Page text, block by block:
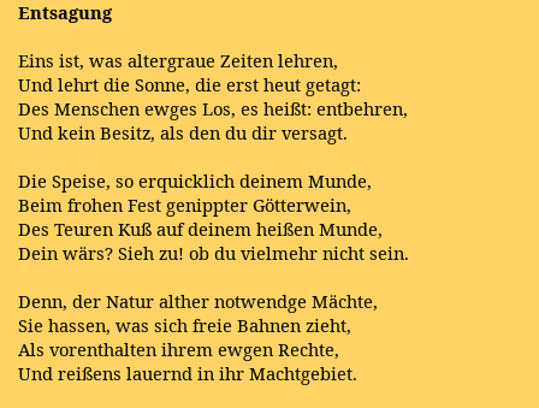
Entsagung
Eins ist, was altergraue Zeiten lehren,
Und lehrt die Sonne, die erst heut getagt:
Des Menschen ewges Los, es heißt: entbehren,
Und kein Besitz, als den du dir versagt.
Die Speise, so erquicklich deinem Munde,
Beim frohen Fest genippter Götterwein,
Des Teuren Kuß auf deinem heißen Munde,
Dein wärs? Sieh zu! ob du vielmehr nicht sein.
Denn, der Natur alther notwendge Mächte,
Sie hassen, was sich freie Bahnen zieht,
Als vorenthalten ihrem ewgen Rechte,
Und reißens lauernd in ihr Machtgebiet.